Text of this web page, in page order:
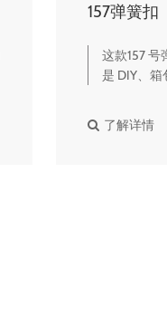
157弹簧扣
这款157 号
是 DIY、
核心产品
金两大经
了解详情